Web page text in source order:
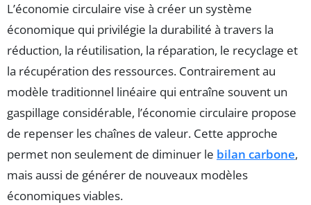
L’économie circulaire vise à créer un système
économique qui privilégie la durabilité à travers la
réduction, la réutilisation, la réparation, le recyclage et
la récupération des ressources. Contrairement au
modèle traditionnel linéaire qui entraîne souvent un
gaspillage considérable, l’économie circulaire propose
de repenser les chaînes de valeur. Cette approche
permet non seulement de diminuer le bilan carbone,
mais aussi de générer de nouveaux modèles
économiques viables.